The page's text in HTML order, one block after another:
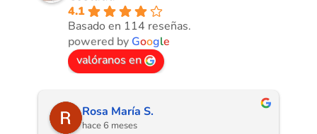
4.1
Basado en 114 reseñas.
powered by Google
valóranos en
sergio Berlana M.
hace 8 meses